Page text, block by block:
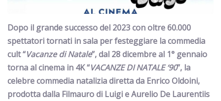
Dopo il grande successo del 2023 con oltre 60.000
spettatori tornati in sala per festeggiare la commedia
cult “Vacanze di Natale”,dal 28 dicembre al 1° gennaio
torna al cinema in 4K “VACANZE DI NATALE ‘90”, la
celebre commedia natalizia diretta da Enrico Oldoini,
prodotta dalla Filmauro di Luigi e Aurelio De Laurentiis